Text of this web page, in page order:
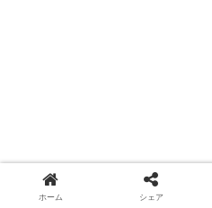
ホーム シェア